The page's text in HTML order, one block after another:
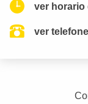
ver horario
ver telefone